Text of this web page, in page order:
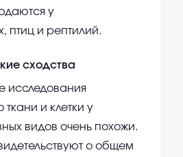
у
птиц и рептилий.
сходства
исследования
ткани и клетки у
видов очень похожи.
о общем